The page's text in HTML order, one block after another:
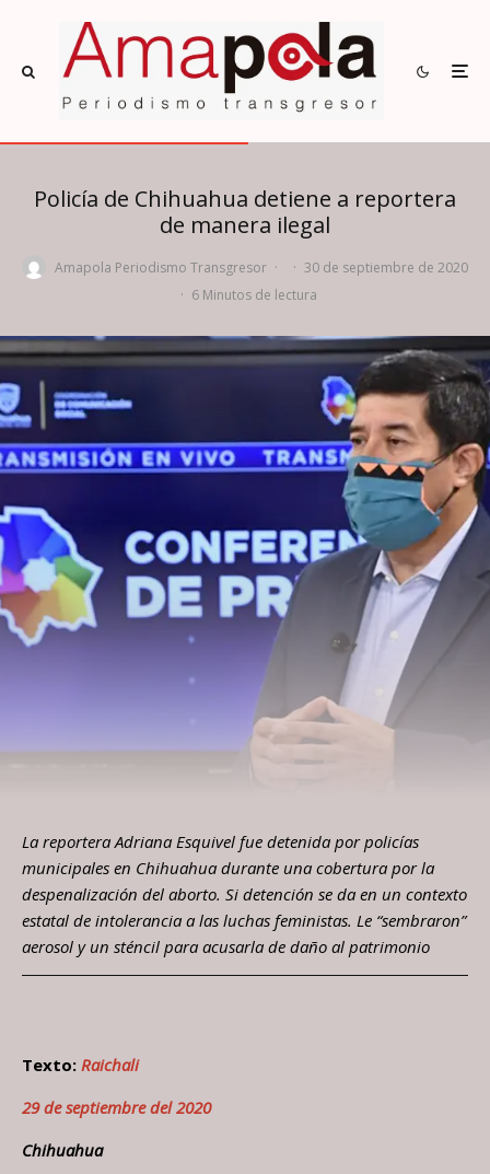
Policía de Chihuahua detiene a reportera
de manera ilegal
Amapola Periodismo Transgresor · · 30 de septiembre de 2020
· 6 Minutos de lectura
La reportera Adriana Esquivel fue detenida por policías
municipales en Chihuahua durante una cobertura por la
despenalización del aborto. Si detención se da en un contexto
estatal de intolerancia a las luchas feministas. Le “sembraron”
aerosol y un sténcil para acusarla de daño al patrimonio
Texto: Raichali
29 de septiembre del 2020
Chihuahua